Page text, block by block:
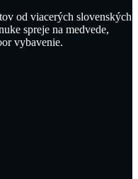
od viacerých slovenských
spreje na medvede,
vybavenie.